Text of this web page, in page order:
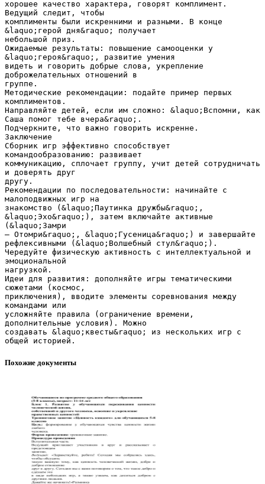
хорошее качество характера, говорят комплимент.
Ведущий следит, чтобы
комплименты были искренними и разными. В конце
&laquo;герой дня&raquo; получает
небольшой приз.
Ожидаемые результаты: повышение самооценки у
&laquo;героя&raquo;, развитие умения
видеть и говорить добрые слова, укрепление
доброжелательных отношений в
группе.
Методические рекомендации: подайте пример первых
комплиментов.
Направляйте детей, если им сложно: &laquo;Вспомни, как
Саша помог тебе вчера&raquo;.
Подчеркните, что важно говорить искренне.
Заключение
Сборник игр эффективно способствует
командообразованию: развивает
коммуникацию, сплочает группу, учит детей сотрудничать
и доверять друг
другу.
Рекомендации по последовательности: начинайте с
малоподвижных игр на
знакомство (&laquo;Паутинка дружбы&raquo;,
&laquo;Эхо&raquo;), затем включайте активные
(&laquo;Замри
— Отомри&raquo;, &laquo;Гусеница&raquo;) и завершайте
рефлексивными (&laquo;Волшебный стул&raquo;).
Чередуйте физическую активность с интеллектуальной и
эмоциональной
нагрузкой.
Идеи для развития: дополняйте игры тематическими
сюжетами (космос,
приключения), вводите элементы соревнования между
командами или
усложняйте правила (ограничение времени,
дополнительные условия). Можно
создавать &laquo;квесты&raquo; из нескольких игр с
Похожие документы